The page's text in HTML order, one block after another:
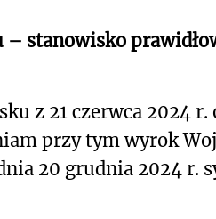
stanowisko
z 21 czerwca 2024 r.
przy tym wyrok
20 grudnia 2024 r.